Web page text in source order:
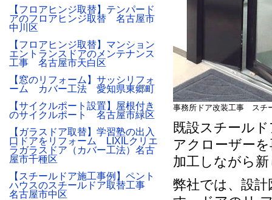
事務所ドア改装工事 スチ
既設スチール
アクローザー
加工しながら
弊社では、設
【フロアヒンジ取替】テンパード
アのフロアヒンジ取替 名古屋市
中川区
【フロアヒンジ取替】マンション
エントランスドアのメンテナンス
工事 名古屋市天白区
【窓のリフォーム】サッシリフォ
ーム カバー工法 愛知県東郷町
【サイクルポート設置】屋根付き
のサイクルポート 名古屋市緑区
【ガラスドア取替】学習塾の出入
口ドアをリフォーム LIXILクリエ
ラガラスドア（カバー工法）名古
屋市千種区
【スチールドア施工事例】ペント
ハウスのスチールドア取替工事
名古屋市中区